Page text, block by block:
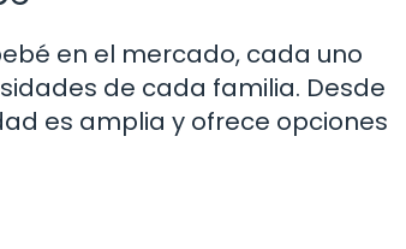
en el mercado, cada uno
de cada familia. Desde
es amplia y ofrece opciones